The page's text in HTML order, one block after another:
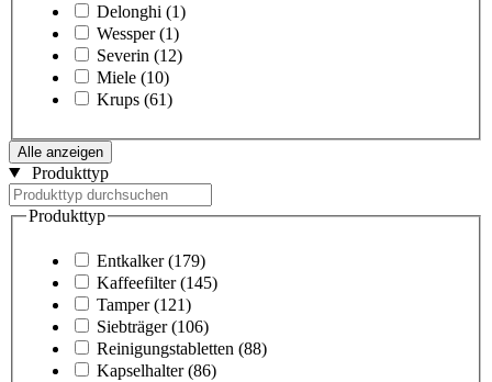
Delonghi (1)
Wessper (1)
Severin (12)
Miele (10)
Krups (61)
Alle anzeigen
Produkttyp
Produkttyp
Entkalker (179)
Kaffeefilter (145)
Tamper (121)
Siebträger (106)
Reinigungstabletten (88)
Kapselhalter (86)